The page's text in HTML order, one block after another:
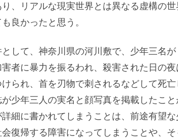
、リアルな現実世界とは異なる虚構の
良かったと思う。
して、神奈川県の河川敷で、少年三名
者に暴力を振るわれ、殺害された日の
られ、首を刃物で刺されるなどして死
少年三人の実名と顔写真を掲載したこ
細に書かれてしまうことは、前途有望
復帰する障害になってしまうことや、